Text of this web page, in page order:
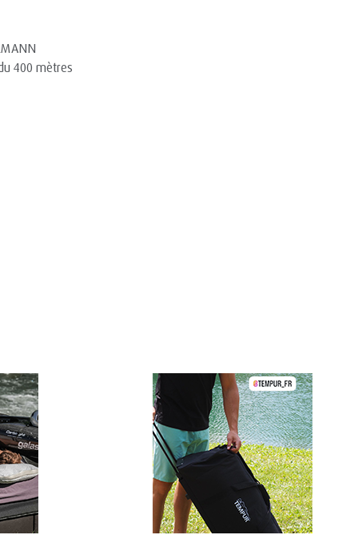
400 mètres